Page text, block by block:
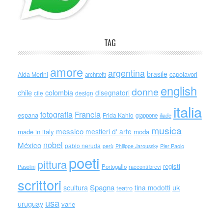
TAG
Alda Merini amore architetti argentina brasile capolavori
chile cile colombia design disegnatori donne english
espana fotografia Francia Frida Kahlo giappone iliade italia
made in italy messico mestieri d' arte moda musica
México nobel pablo neruda perù Philippe Jaroussky Pier Paolo
Pasolini pitturapoeti Portogallo racconti brevi registi
scrittori scultura Spagna teatro tina modotti uk
uruguay usa varie